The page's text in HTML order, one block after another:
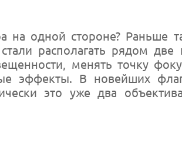
на одной стороне? Раньше
располагать рядом
менять точку
эффекты. В новейших
это уже два